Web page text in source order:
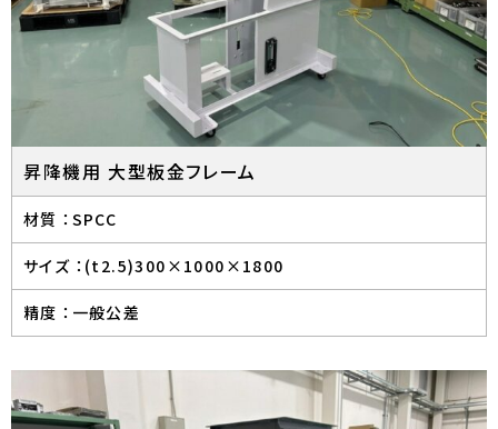
昇降機用 大型板金フレーム
材質 ： SPCC
サイズ ： (t2.5)300×1000×1800
精度 ： 一般公差